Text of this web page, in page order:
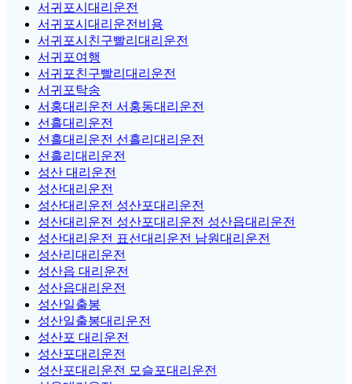
서귀포시대리운전
서귀포시대리운전비용
서귀포시친구빨리대리운전
서귀포여행
서귀포친구빨리대리운전
서귀포탁송
서홍대리운전 서홍동대리운전
선흘대리운전
선흘대리운전 선흘리대리운전
선흘리대리운전
성산 대리운전
성산대리운전
성산대리운전 성산포대리운전
성산대리운전 성산포대리운전 성산읍대리운전
성산대리운전 표선대리운전 남원대리운전
성산리대리운전
성산읍 대리운전
성산읍대리운전
성산일출봉
성산일출봉대리운전
성산포 대리운전
성산포대리운전
성산포대리운전 모슬포대리운전